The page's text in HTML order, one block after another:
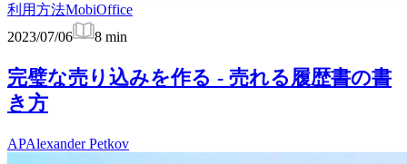
利用方法MobiOffice
2023/07/06
8 min
完璧な売り込みを作る - 売れる履歴書の書
き方
APAlexander Petkov